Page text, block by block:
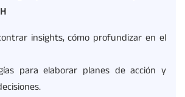
insights, cómo profundizar en el
para elaborar planes de acción y